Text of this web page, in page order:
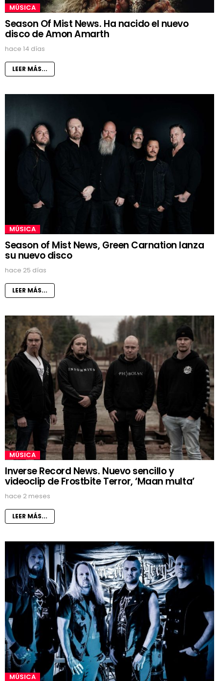
MÚSICA
Season Of Mist News. Ha nacido el nuevo
disco de Amon Amarth
hace 14 días
LEER MÁS...
MÚSICA
Season of Mist News, Green Carnation lanza
su nuevo disco
hace 25 días
LEER MÁS...
MÚSICA
Inverse Record News. Nuevo sencillo y
videoclip de Frostbite Terror, ‘Maan multa’
hace 2 meses
LEER MÁS...
MÚSICA